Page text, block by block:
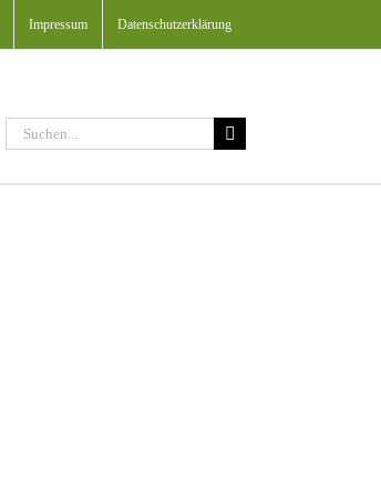
Impressum Datenschutzerklärung
Suche
nach: